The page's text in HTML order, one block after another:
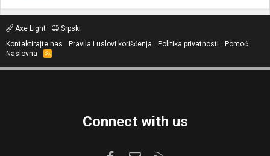
Axe Light
Srpski
Kontaktirajte nas
Pravila i uslovi korišćenja Politika privatnosti
Pomoć
Naslovna
R
S
Connect with us